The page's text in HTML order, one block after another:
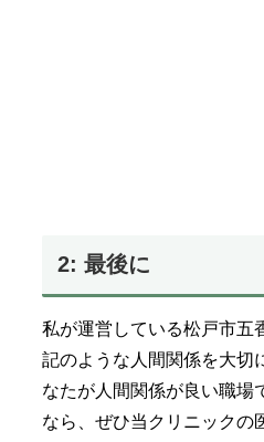
2: 最後に
私が運営している松戸市五
記のような人間関係を大切
なたが人間関係が良い職場
なら、ぜひ当クリニックの